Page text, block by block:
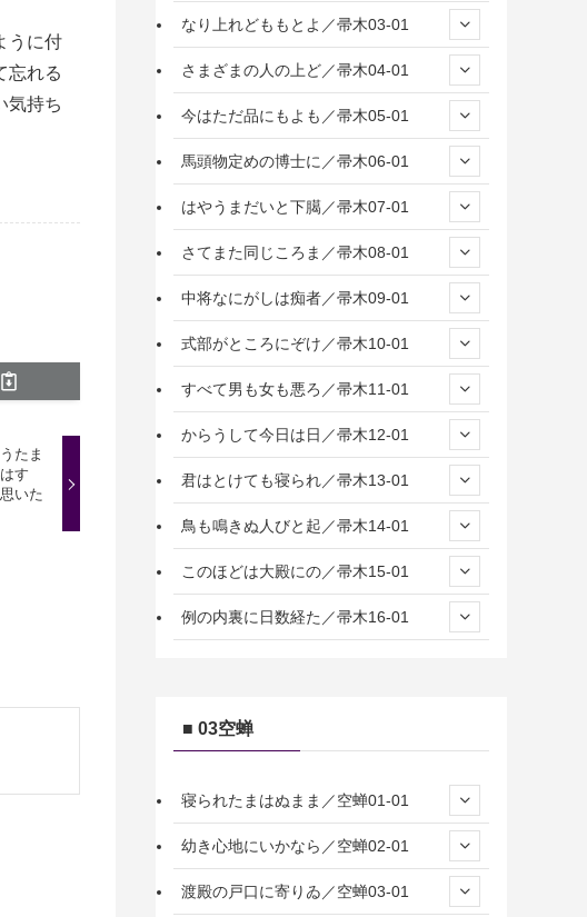
うに付
忘れる
気持ち
たま
す
いた
なり上れどももとよ／帚木03-01
さまざまの人の上ど／帚木04-01
今はただ品にもよも／帚木05-01
馬頭物定めの博士に／帚木06-01
はやうまだいと下臈／帚木07-01
さてまた同じころま／帚木08-01
中将なにがしは痴者／帚木09-01
式部がところにぞけ／帚木10-01
すべて男も女も悪ろ／帚木11-01
からうして今日は日／帚木12-01
君はとけても寝られ／帚木13-01
鳥も鳴きぬ人びと起／帚木14-01
このほどは大殿にの／帚木15-01
例の内裏に日数経た／帚木16-01
■ 03空蝉
寝られたまはぬまま／空蝉01-01
幼き心地にいかなら／空蝉02-01
渡殿の戸口に寄りゐ／空蝉03-01